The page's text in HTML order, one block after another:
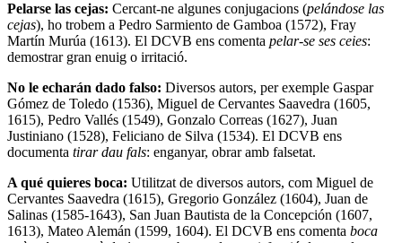
Pelarse las cejas: Cercant-ne algunes conjugacions (pelándose las
cejas), ho trobem a Pedro Sarmiento de Gamboa (1572), Fray
Martín Murúa (1613). El DCVB ens comenta pelar-se ses ceies:
demostrar gran enuig o irritació.
No le echarán dado falso: Diversos autors, per exemple Gaspar
Gómez de Toledo (1536), Miguel de Cervantes Saavedra (1605,
1615), Pedro Vallés (1549), Gonzalo Correas (1627), Juan
Justiniano (1528), Feliciano de Silva (1534). El DCVB ens
documenta tirar dau fals: enganyar, obrar amb falsetat.
A qué quieres boca: Utilitzat de diversos autors, com Miguel de
Cervantes Saavedra (1615), Gregorio González (1604), Juan de
Salinas (1585-1643), San Juan Bautista de la Concepción (1607,
1613), Mateo Alemán (1599, 1604). El DCVB ens comenta boca